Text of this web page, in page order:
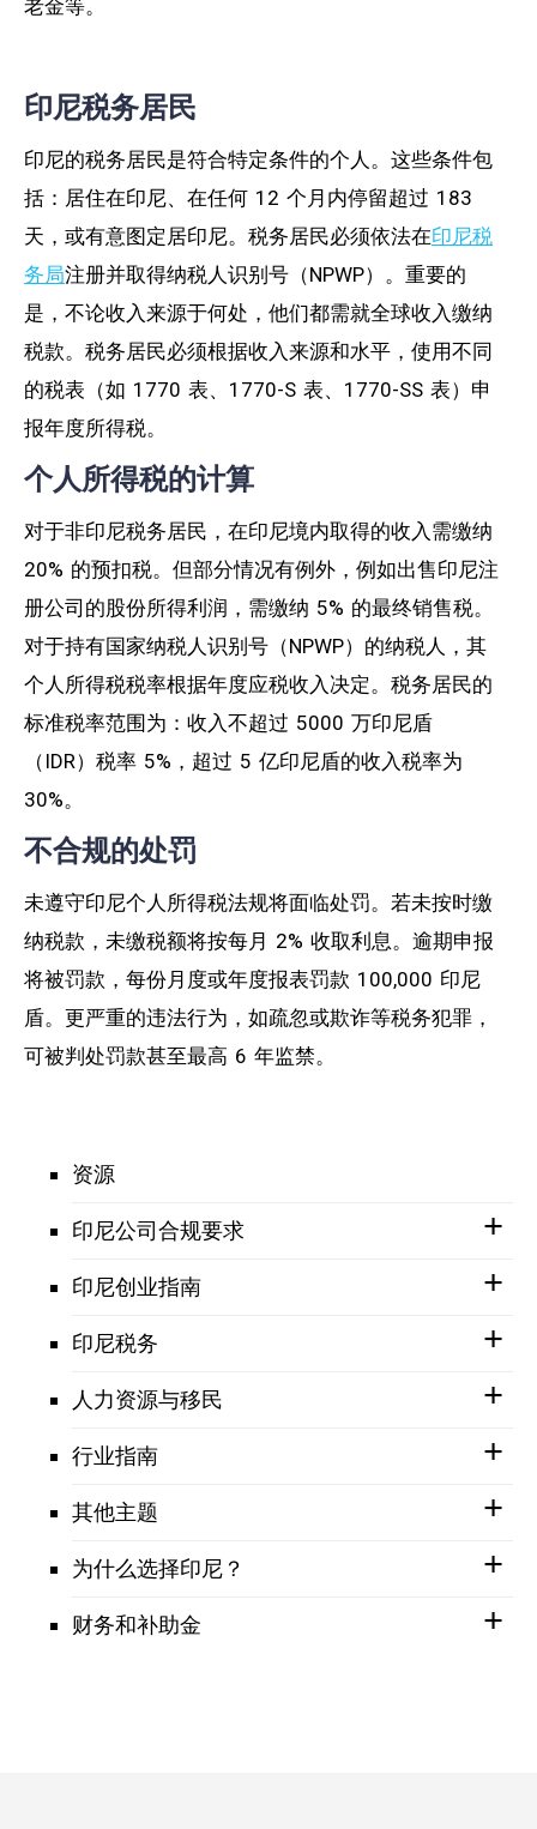
老金等。
印尼税务居民
印尼的税务居民是符合特定条件的个人。这些条件包
括：居住在印尼、在任何 12 个月内停留超过 183
天，或有意图定居印尼。税务居民必须依法在印尼税
务局注册并取得纳税人识别号（NPWP）。重要的
是，不论收入来源于何处，他们都需就全球收入缴纳
税款。税务居民必须根据收入来源和水平，使用不同
的税表（如 1770 表、1770-S 表、1770-SS 表）申
报年度所得税。
个人所得税的计算
对于非印尼税务居民，在印尼境内取得的收入需缴纳
20% 的预扣税。但部分情况有例外，例如出售印尼注
册公司的股份所得利润，需缴纳 5% 的最终销售税。
对于持有国家纳税人识别号（NPWP）的纳税人，其
个人所得税税率根据年度应税收入决定。税务居民的
标准税率范围为：收入不超过 5000 万印尼盾
（IDR）税率 5%，超过 5 亿印尼盾的收入税率为
30%。
不合规的处罚
未遵守印尼个人所得税法规将面临处罚。若未按时缴
纳税款，未缴税额将按每月 2% 收取利息。逾期申报
将被罚款，每份月度或年度报表罚款 100,000 印尼
盾。更严重的违法行为，如疏忽或欺诈等税务犯罪，
可被判处罚款甚至最高 6 年监禁。
资源
印尼公司合规要求
印尼创业指南
印尼税务
人力资源与移民
行业指南
其他主题
为什么选择印尼？
财务和补助金